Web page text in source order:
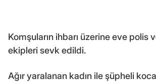
Komşuların ihbarı üzerine eve polis
ekipleri sevk edildi.
Ağır yaralanan kadın ile şüpheli